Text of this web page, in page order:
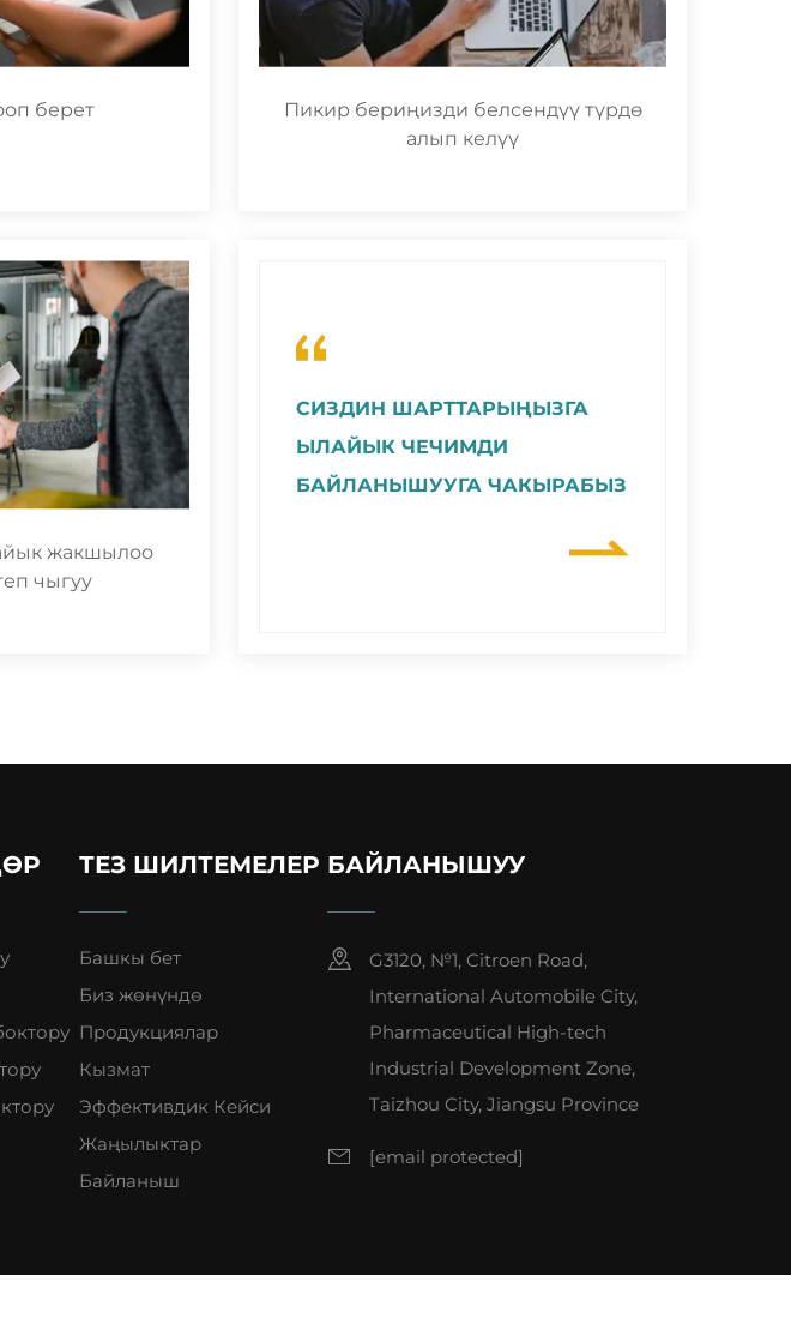
берет
Пикир бериңизди белсендүү түрдө
алып келүү
жакшылоо
чыгуу
СИЗДИН ШАРТТАРЫҢЫЗГА
ЫЛАЙЫК ЧЕЧИМДИ
БАЙЛАНЫШУУГА ЧАКЫРАБЫЗ
ТЕЗ ШИЛТЕМЕЛЕР
Башкы бет
Биз жөнүндө
Продукциялар
Кызмат
Эффективдик Кейси
Жаңылыктар
Байланыш
БАЙЛАНЫШУУ
G3120, №1, Citroen Road,
International Automobile City,
Pharmaceutical High-tech
Industrial Development Zone,
Taizhou City, Jiangsu Province
[email protected]